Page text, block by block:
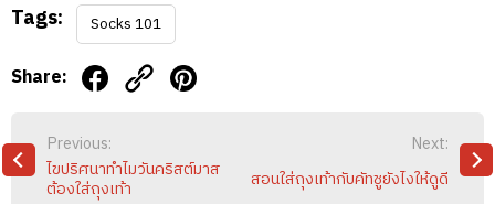
Tags: Socks 101
Share:
POST
NAVIGATION
Previous:
ไขปริศนาทำไมวันคริสต์มาส
ต้องใส่ถุงเท้า
Next:
สอนใส่ถุงเท้ากับคัทชูยังไงให้ดูดี